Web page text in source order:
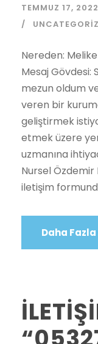
TEMMUZ 17, 2022
Nereden:
Mesaj Gövdesi:
mezun oldum
veren bir
geliştirmek
etmek üzere
uzmanına
Nursel Özdemir
iletişim
Daha Fazla